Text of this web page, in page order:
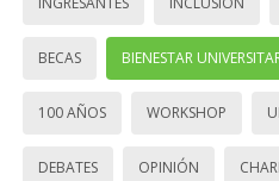
BECAS BIENESTAR
100 AÑOS WORKSHOP
DEBATES OPINIÓN